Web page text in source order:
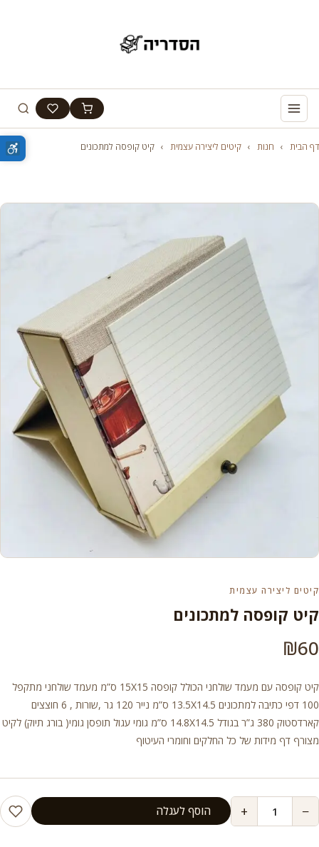
דף הבית › חנות › קיטים ליצירה עצמית › קיט קופסה למתכונים
קיטים ליצירה עצמית
קיט קופסה למתכונים
₪60
קיט קופסה עם מעמד שולחני הכולל קופסה 15X15 ס”מ מעמד שולחני מתקפל
100 דפי כתיבה למתכונים 13.5X14.5 ס”מ נייר 120 גר ,שורות , 6 חוצצים
קארדסטוק 380 ג”ר בגודל 14.8X14.5 ס”מ גומי עגול תופסן גומי( בורג תיוק) לקיט
מצורף דף מידות של כל החלקים וחומרי העיטוף
−
+ הוסף לעגלה